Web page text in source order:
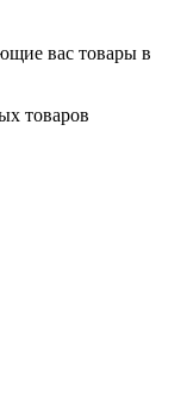
вас товары в
товаров